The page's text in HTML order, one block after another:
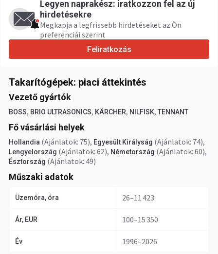
Legyen naprakész: iratkozzon fel az új
hirdetésekre
Megkapja a legfrissebb hirdetéseket az Ön
preferenciái szerint
Feliratkozás
Takarítógépek: piaci áttekintés
Vezető gyártók
BOSS, BRIO ULTRASONICS, KÄRCHER, NILFISK, TENNANT
Fő vásárlási helyek
Hollandia (Ajánlatok: 75), Egyesült Királyság (Ajánlatok: 74),
Lengyelország (Ajánlatok: 62), Németország (Ajánlatok: 60),
Észtország (Ajánlatok: 49)
Műszaki adatok
Üzemóra, óra 26–11 423
Ár, EUR 100–15 350
Év 1996–2026